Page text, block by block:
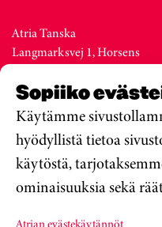
Sopiiko
Käytämme
hyödyllistä tietoa
käytöstä,
ominaisuuksia sekä
Atria Tanska
Langmarksvej 1, Horsens
Denmark
Vaihde +45 76 28 25 00
Atria Viro
Metsa str. 19, Valga